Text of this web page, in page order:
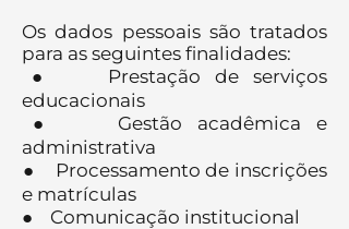
Os dados pessoais são tratados
para as seguintes finalidades:
● Prestação de serviços
educacionais
● Gestão acadêmica e
administrativa
● Processamento de inscrições
e matrículas
● Comunicação institucional